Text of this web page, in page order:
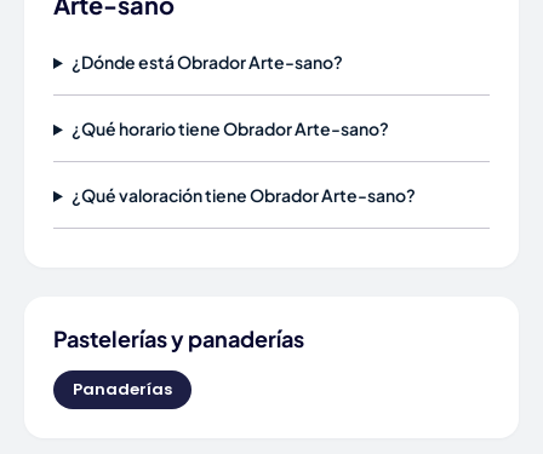
¿Dónde está Obrador Arte-sano?
¿Qué horario tiene Obrador Arte-sano?
¿Qué valoración tiene Obrador Arte-sano?
Pastelerías y panaderías
Panaderías